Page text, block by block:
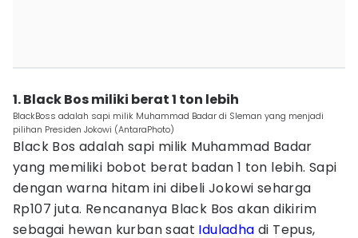
1. Black Bos miliki berat 1 ton lebih
BlackBoss adalah sapi milik Muhammad Badar di Sleman yang menjadi
pilihan Presiden Jokowi (AntaraPhoto)
Black Bos adalah sapi milik Muhammad Badar
yang memiliki bobot berat badan 1 ton lebih. Sapi
dengan warna hitam ini dibeli Jokowi seharga
Rp107 juta. Rencananya Black Bos akan dikirim
sebagai hewan kurban saat Iduladha di Tepus,